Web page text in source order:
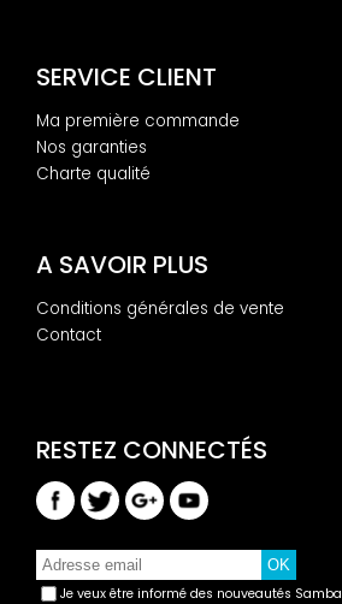
SERVICE CLIENT
Ma première commande
Nos garanties
Charte qualité
A SAVOIR PLUS
Conditions générales de vente
Contact
Je veux être informé des nouveautés Samba